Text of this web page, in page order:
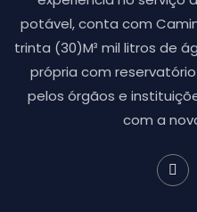
potável, conta com
trinta (30)M³ mil litros de
própria com
pelos órgãos e
com a